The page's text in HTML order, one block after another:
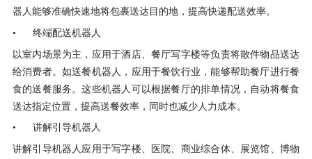
器人能够准确快速地将包裹送达目的地，提高快递配送效率。
• 终端配送机器人
以室内场景为主，应用于酒店、餐厅写字楼等负责将散件物品送达
给消费者。如送餐机器人，应用于餐饮行业，能够帮助餐厅进行餐
食的送餐服务。这些机器人可以根据餐厅的排单情况，自动将餐食
送达指定位置，提高送餐效率，同时也减少人力成本。
• 讲解引导机器人
讲解引导机器人应用于写字楼、医院、商业综合体、展览馆、博物